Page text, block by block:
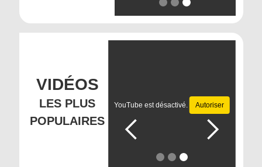
VIDÉOS
LES PLUS
POPULAIRES
YouTube est désactivé. Autoriser